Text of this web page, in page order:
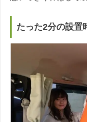
たった2分の設置